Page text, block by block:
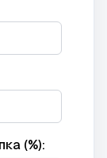
(%):